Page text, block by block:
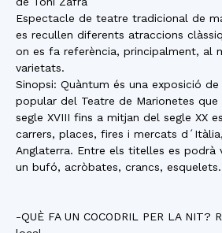
Espectacle de teatre tradicional de
es recullen diferents atraccions
on es fa referència, principalment, al
varietats.
Sinopsi: Quàntum és una exposició
popular del Teatre de Marionetes
segle XVIII fins a mitjan del segle XX
carrers, places, fires i mercats
Anglaterra. Entre els titelles es podrà
un bufó, acròbates, crancs,
-QUÈ FA UN COCODRIL PER LA NIT?